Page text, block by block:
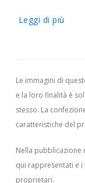
Leggi di più
Le immagini di
e la loro finalità è
stesso. La
caratteristiche del
Nella pubblicazione
qui rappresentati e
proprietari.